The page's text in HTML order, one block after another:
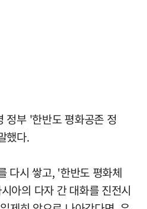
정부 '한반도 평화공존 정
했다.
다시 쌓고, '한반도 평화체
아의 다자 간 대화를 진전시